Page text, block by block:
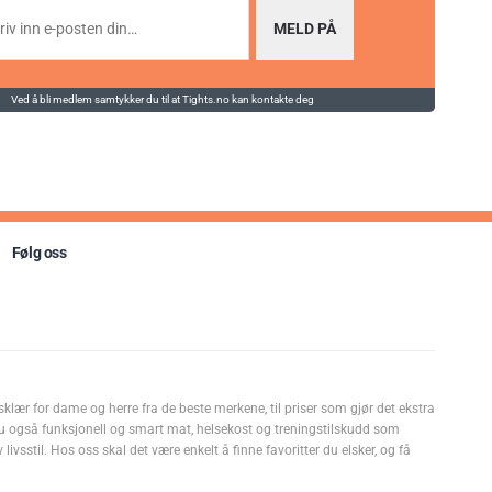
MELD PÅ
Ved å bli medlem samtykker du til at Tights.no kan kontakte deg
Følg oss
for dame og herre fra de beste merkene, til priser som gjør det ekstra
også funksjonell og smart mat, helsekost og treningstilskudd som
livsstil. Hos oss skal det være enkelt å finne favoritter du elsker, og få